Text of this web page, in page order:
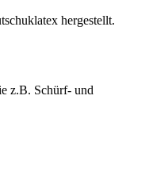
hergestellt.
z.B. Schürf- und